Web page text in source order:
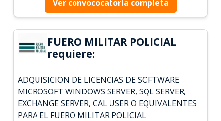
Ver convococatoria completa
FUERO MILITAR POLICIAL
requiere:
ADQUISICION DE LICENCIAS DE SOFTWARE
MICROSOFT WINDOWS SERVER, SQL SERVER,
EXCHANGE SERVER, CAL USER O EQUIVALENTES
PARA EL FUERO MILITAR POLICIAL